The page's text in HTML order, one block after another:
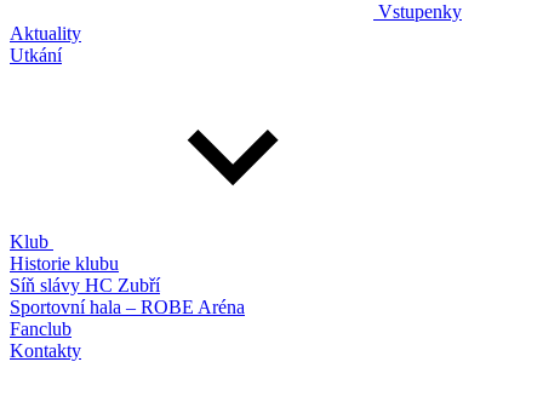
Vstupenky
Aktuality
Utkání
Klub
Historie klubu
Síň slávy HC Zubří
Sportovní hala – ROBE Aréna
Fanclub
Kontakty